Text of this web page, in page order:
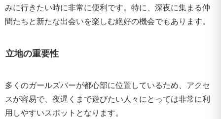
みに行きたい時に非常に便利です。特に、深夜に集まる仲
間たちと新たな出会いを楽しむ絶好の機会でもあります。
立地の重要性
多くのガールズバーが都心部に位置しているため、アクセ
スが容易で、夜遅くまで遊びたい人々にとっては非常に利
用しやすいスポットとなります。